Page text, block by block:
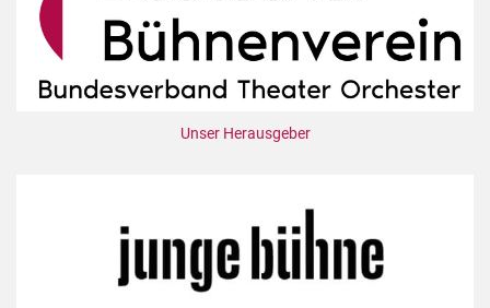
Unser Herausgeber